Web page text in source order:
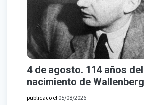
4 de agosto. 114 años del
nacimiento de Wallenberg
publicado el 05/08/2026